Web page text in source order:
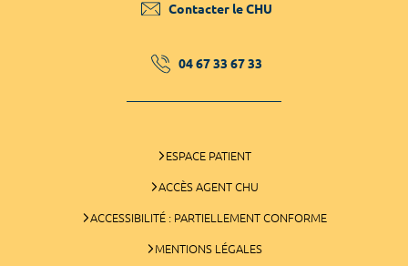
Contacter le CHU
04 67 33 67 33
ESPACE PATIENT
ACCÈS AGENT CHU
ACCESSIBILITÉ : PARTIELLEMENT CONFORME
MENTIONS LÉGALES